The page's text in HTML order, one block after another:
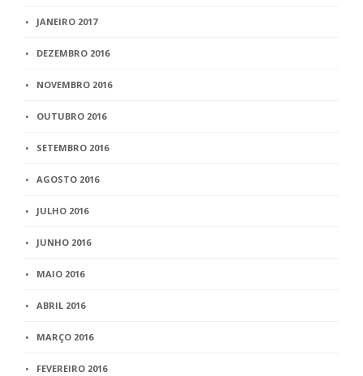
JANEIRO 2017
DEZEMBRO 2016
NOVEMBRO 2016
OUTUBRO 2016
SETEMBRO 2016
AGOSTO 2016
JULHO 2016
JUNHO 2016
MAIO 2016
ABRIL 2016
MARÇO 2016
FEVEREIRO 2016